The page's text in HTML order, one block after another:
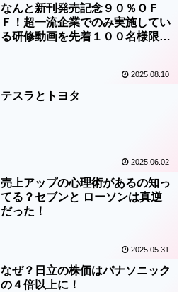
なんと新刊発売記念９０％ＯＦ
Ｆ！超一流企業でのみ実施してい
る研修動画を先着１００名様限定
2025.08.10
テスラとトヨタ
2025.06.02
売上アップの心理術があるの知っ
てる？セブンと ローソンは真逆
だった！
2025.05.31
なぜ？日立の株価はパナソニック
の４倍以上に！